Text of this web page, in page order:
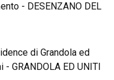
- DESENZANO DEL
di Grandola ed
- GRANDOLA ED UNITI